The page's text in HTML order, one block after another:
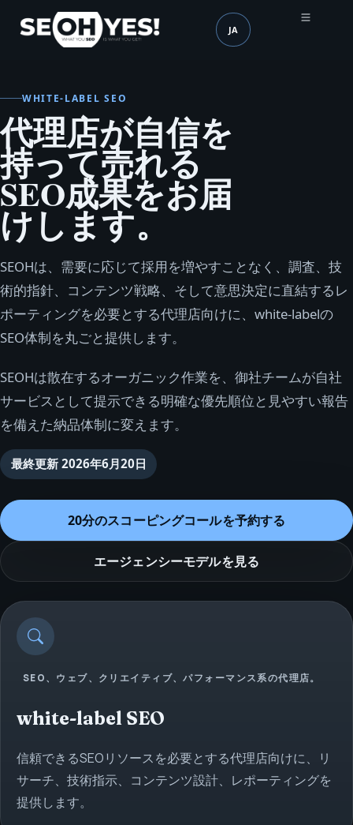
SEOH 言語 (mobile header)
JA
WHITE-LABEL SEO
代理店が自信を
持って売れる
SEO成果をお届
けします。
SEOHは、需要に応じて採用を増やすことなく、調査、技
術的指針、コンテンツ戦略、そして意思決定に直結するレ
ポーティングを必要とする代理店向けに、white-labelの
SEO体制を丸ごと提供します。
SEOHは散在するオーガニック作業を、御社チームが自社
サービスとして提示できる明確な優先順位と見やすい報告
を備えた納品体制に変えます。
最終更新 2026年6月20日
20分のスコーピングコールを予約する
エージェンシーモデルを見る
SEO、ウェブ、クリエイティブ、パフォーマンス系の代理店。
white-label SEO
信頼できるSEOリソースを必要とする代理店向けに、リ
サーチ、技術指示、コンテンツ設計、レポーティングを
提供します。